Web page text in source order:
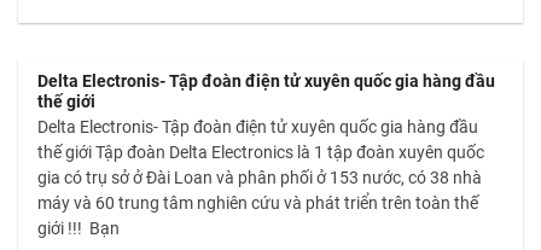
Delta Electronis- Tập đoàn điện tử xuyên quốc gia hàng đầu
thế giới
Delta Electronis- Tập đoàn điện tử xuyên quốc gia hàng đầu
thế giới Tập đoàn Delta Electronics là 1 tập đoàn xuyên quốc
gia có trụ sở ở Đài Loan và phân phối ở 153 nước, có 38 nhà
máy và 60 trung tâm nghiên cứu và phát triển trên toàn thế
giới !!! Bạn